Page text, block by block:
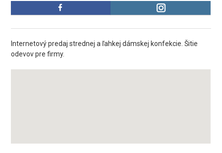
Internetový predaj strednej a ľahkej dámskej konfekcie. Šitie
odevov pre firmy.